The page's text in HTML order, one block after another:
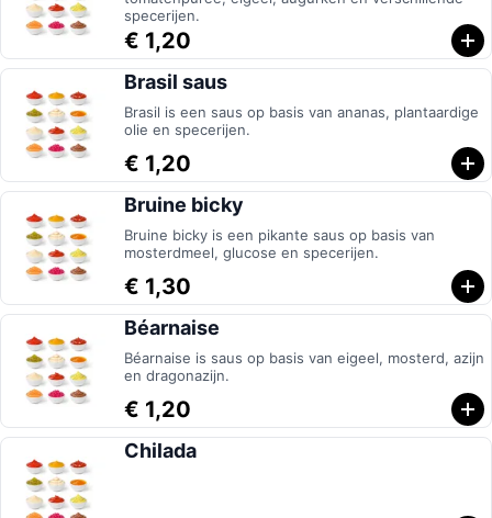
specerijen.
€ 1,20
Brasil saus
Brasil is een saus op basis van ananas, plantaardige
olie en specerijen.
€ 1,20
Bruine bicky
Bruine bicky is een pikante saus op basis van
mosterdmeel, glucose en specerijen.
€ 1,30
Béarnaise
Béarnaise is saus op basis van eigeel, mosterd, azijn
en dragonazijn.
€ 1,20
Chilada